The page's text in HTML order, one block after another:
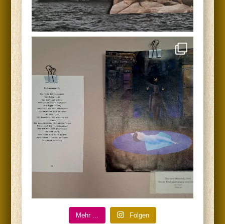
Mehr ... Fol­gen